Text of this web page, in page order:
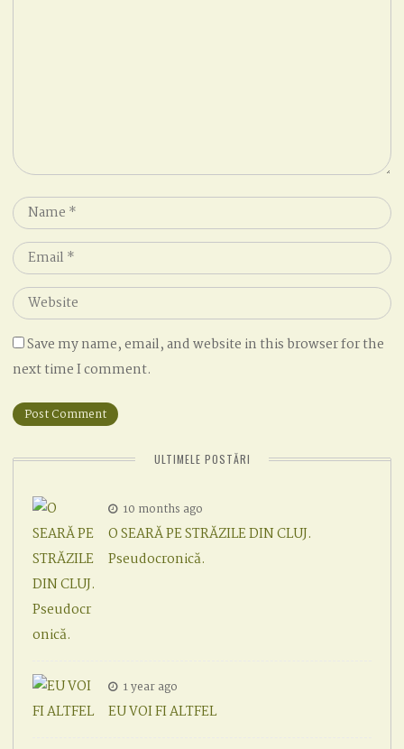
Name
Email
Website
Save my name, email, and website in this browser for the
next time I comment.
ULTIMELE POSTĂRI
10 months ago
O SEARĂ PE STRĂZILE DIN CLUJ.
Pseudocronică.
1 year ago
EU VOI FI ALTFEL